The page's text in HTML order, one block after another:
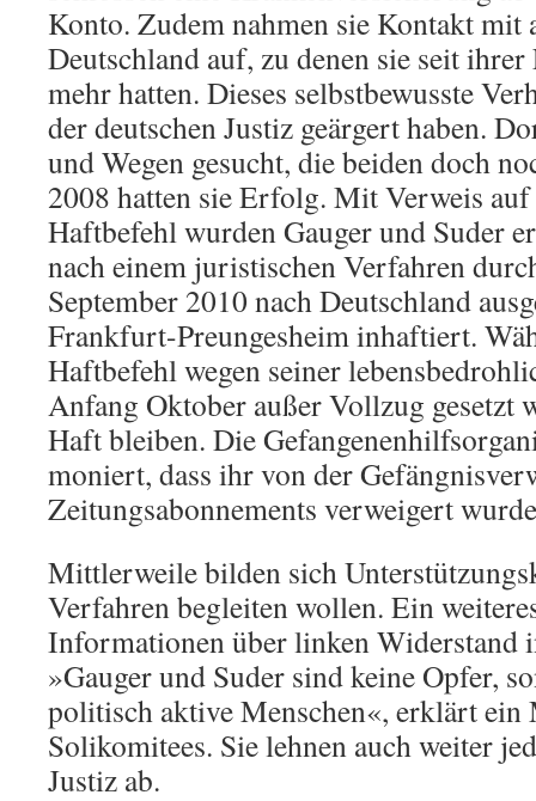
Konto. Zudem nahmen sie Kontakt mit
Deutschland auf, zu denen sie seit
mehr hatten. Dieses selbstbewusste
der deutschen Justiz geärgert haben.
und Wegen gesucht, die beiden doch
2008 hatten sie Erfolg. Mit Verweis
Haftbefehl wurden Gauger und Suder
nach einem juristischen Verfahren
September 2010 nach Deutschland
Frankfurt-Preungesheim inhaftiert.
Haftbefehl wegen seiner
Anfang Oktober außer Vollzug gesetzt
Haft bleiben. Die
moniert, dass ihr von der
Zeitungsabonnements verweigert
Mittlerweile bilden sich
Verfahren begleiten wollen. Ein
Informationen über linken Widerstand
»Gauger und Suder sind keine Opfer,
politisch aktive Menschen«, erklärt ein
Solikomitees. Sie lehnen auch weiter
Justiz ab.